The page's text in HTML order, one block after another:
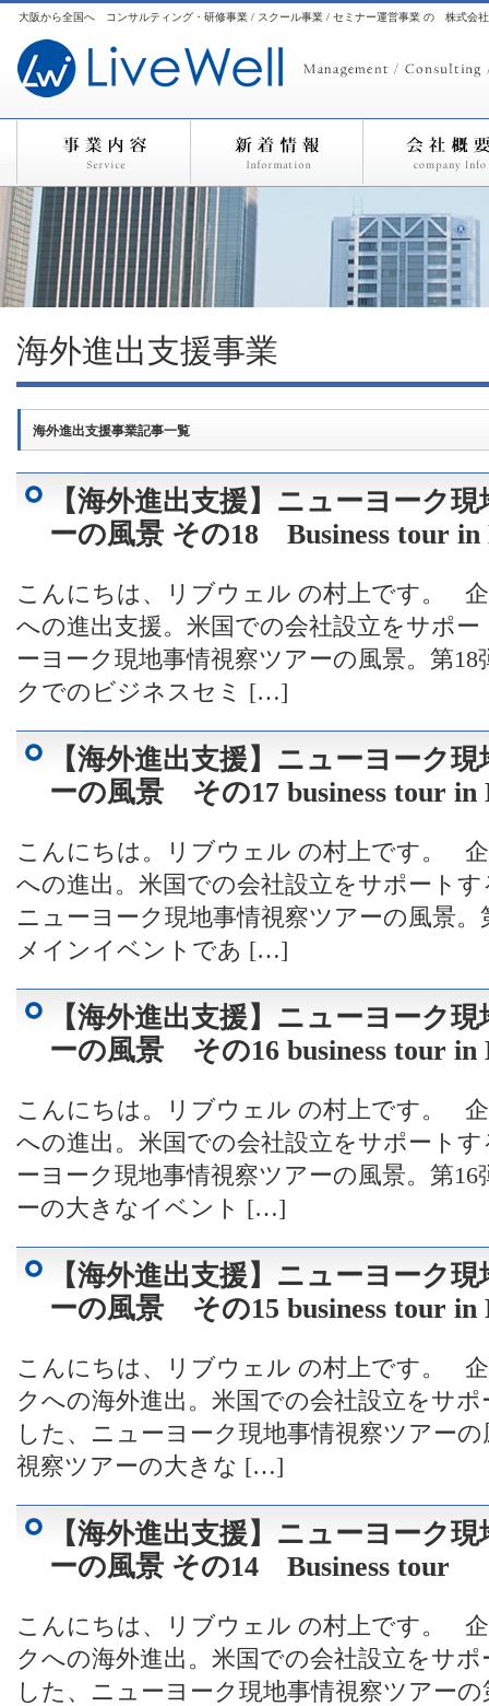
大阪から全国へ コンサルティング・研修事業 / スクール事業 / セミナー運営事業 の 株式会
海外進出支援事業
海外進出支援事業記事一覧
【海外進出支援】ニューヨーク
ーの風景 その18 Business tour in
こんにちは、リブウェル の村上です。
への進出支援。米国での会社設立をサポ
ーヨーク現地事情視察ツアーの風景。第
クでのビジネスセミ […]
【海外進出支援】ニューヨーク
ーの風景 その17 business tour in
こんにちは。リブウェル の村上です。
への進出。米国での会社設立をサポート
ニューヨーク現地事情視察ツアーの風景
メインイベントであ […]
【海外進出支援】ニューヨーク
ーの風景 その16 business tour in
こんにちは。リブウェル の村上です。
への進出。米国での会社設立をサポート
ーヨーク現地事情視察ツアーの風景。第
ーの大きなイベント […]
【海外進出支援】ニューヨーク
ーの風景 その15 business tour in
こんにちは、リブウェル の村上です。
クへの海外進出。米国での会社設立をサ
した、ニューヨーク現地事情視察ツアー
視察ツアーの大きな […]
【海外進出支援】ニューヨーク
ーの風景 その14 Business tour
こんにちは、リブウェル の村上です。
クへの海外進出。米国での会社設立をサ
した、ニューヨーク現地事情視察ツアー